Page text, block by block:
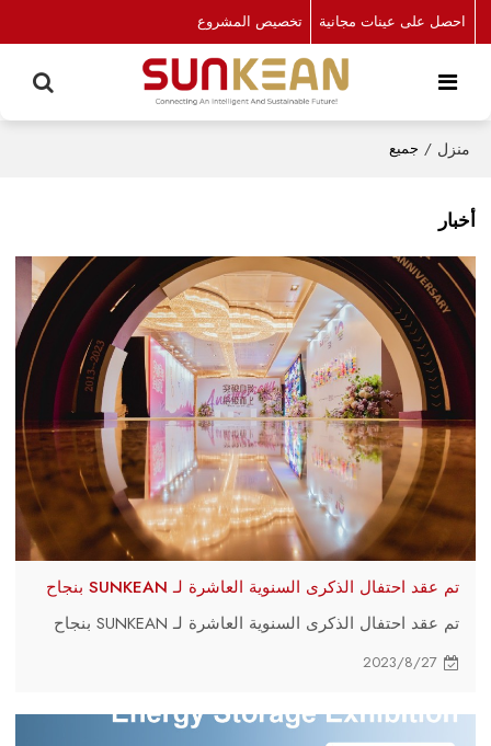
احصل على عينات مجانية تخصيص المشروع
منزل / جميع
أخبار
تم عقد احتفال الذكرى السنوية العاشرة لـ SUNKEAN بنجاح
تم عقد احتفال الذكرى السنوية العاشرة لـ SUNKEAN بنجاح
2023/8/27